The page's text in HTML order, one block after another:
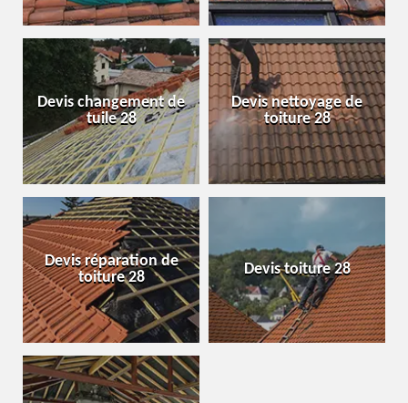
Devis changement de
tuile 28
Devis nettoyage de
toiture 28
Devis réparation de
toiture 28
Devis toiture 28